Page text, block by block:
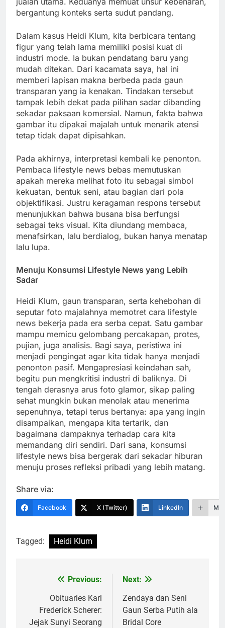
bergantung konteks serta sudut pandang.
Dalam kasus Heidi Klum, kita berbicara tentang
figur yang telah lama memiliki posisi kuat di
industri mode. Ia bukan pendatang baru yang
mudah ditekan. Dari kacamata saya, hal ini
memberi lapisan makna berbeda pada gaun
transparan yang ia kenakan. Tindakan tersebut
tampak lebih dekat pada pilihan sadar dibanding
sekadar paksaan komersial. Namun, fakta bahwa
gambar itu dipakai majalah untuk menarik atensi
tetap tidak dapat dipisahkan.
Pada akhirnya, interpretasi kembali ke penonton.
Pembaca lifestyle news bebas memutuskan
apakah mereka melihat foto itu sebagai simbol
kekuatan, bentuk seni, atau bagian dari pola
objektifikasi. Justru keragaman respons tersebut
menunjukkan bahwa busana bisa berfungsi
sebagai teks visual. Kita diundang membaca,
menafsirkan, lalu berdialog, bukan hanya menatap
lalu lupa.
Menuju Konsumsi Lifestyle News yang Lebih
Sadar
Heidi Klum, gaun transparan, serta kehebohan di
seputar foto majalahnya memotret cara lifestyle
news bekerja pada era serba cepat. Satu gambar
mampu memicu gelombang percakapan, protes,
pujian, juga analisis. Bagi saya, peristiwa ini
menjadi pengingat agar kita tidak hanya menjadi
penonton pasif. Mengapresiasi keindahan sah,
begitu pun mengkritisi industri di baliknya. Di
tengah derasnya arus foto glamor, sikap paling
sehat mungkin bukan menolak atau menerima
sepenuhnya, tetapi terus bertanya: apa yang ingin
disampaikan, mengapa kita tertarik, dan
bagaimana dampaknya terhadap cara kita
memandang diri sendiri. Dari sana, konsumsi
lifestyle news bisa bergerak dari sekadar hiburan
menuju proses refleksi pribadi yang lebih matang.
Share via:
Facebook X (Twitter) LinkedIn
Tagged: Heidi Klum
NavigasiPrevious:
Obituaries Karl
Frederick Scherer:
Jejak Sunyi Seorang
Next:
Zendaya dan Seni
Gaun Serba Putih ala
Bridal Core